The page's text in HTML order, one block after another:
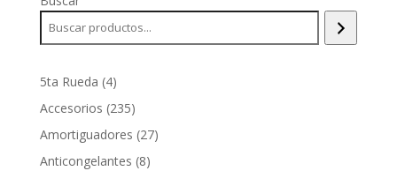
5ta Rueda 44
productos
Accesorios 235235
productos
Amortiguadores 2727
Anticongelantes 88